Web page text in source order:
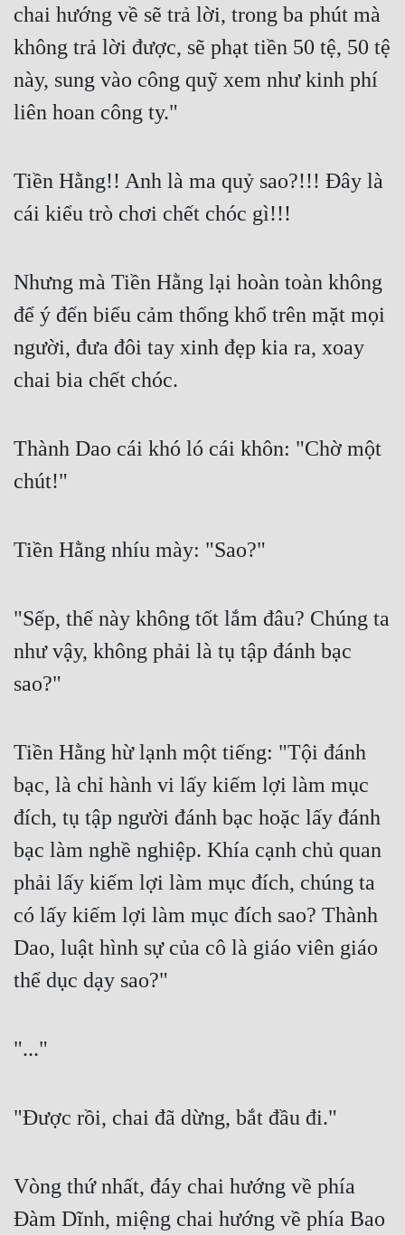
chai hướng về sẽ trả lời, trong ba phút mà
không trả lời được, sẽ phạt tiền 50 tệ, 50 tệ
này, sung vào công quỹ xem như kinh phí
liên hoan công ty."
Tiền Hằng!! Anh là ma quỷ sao?!!! Đây là
cái kiểu trò chơi chết chóc gì!!!
Nhưng mà Tiền Hằng lại hoàn toàn không
để ý đến biểu cảm thống khổ trên mặt mọi
người, đưa đôi tay xinh đẹp kia ra, xoay
chai bia chết chóc.
Thành Dao cái khó ló cái khôn: "Chờ một
chút!"
Tiền Hằng nhíu mày: "Sao?"
"Sếp, thế này không tốt lắm đâu? Chúng ta
như vậy, không phải là tụ tập đánh bạc
sao?"
Tiền Hằng hừ lạnh một tiếng: "Tội đánh
bạc, là chỉ hành vi lấy kiếm lợi làm mục
đích, tụ tập người đánh bạc hoặc lấy đánh
bạc làm nghề nghiệp. Khía cạnh chủ quan
phải lấy kiếm lợi làm mục đích, chúng ta
có lấy kiếm lợi làm mục đích sao? Thành
Dao, luật hình sự của cô là giáo viên giáo
thể dục dạy sao?"
"..."
"Được rồi, chai đã dừng, bắt đầu đi."
Vòng thứ nhất, đáy chai hướng về phía
Đàm Dĩnh, miệng chai hướng về phía Bao